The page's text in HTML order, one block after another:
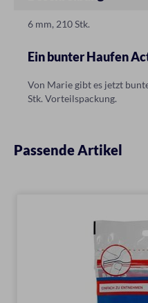
6 mm, 210 Stk.
Ein bunter Haufen
Von Marie gibt es jetzt
Stk. Vorteilspackung.
Passende Artikel